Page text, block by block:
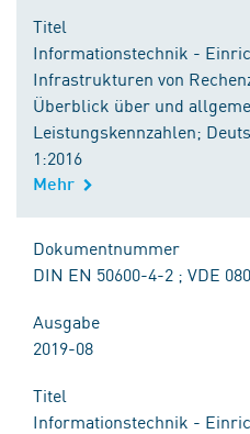
Titel
Informationstechnik -
Infrastrukturen von
Überblick über und
Leistungskennzahlen;
1:2016
Mehr
Dokumentnummer
DIN EN 50600-4-2 ; VDE
Ausgabe
2019-08
Titel
Informationstechnik -